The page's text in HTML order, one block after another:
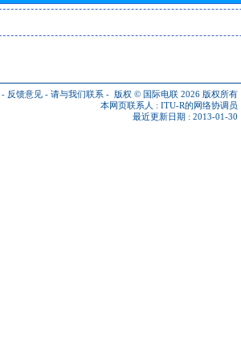
- 反馈意见 - 请与我们联系 - 版权 © 国际电联 2026 版权所有
本网页联系人 : ITU-R的网络协调员
最近更新日期 : 2013-01-30